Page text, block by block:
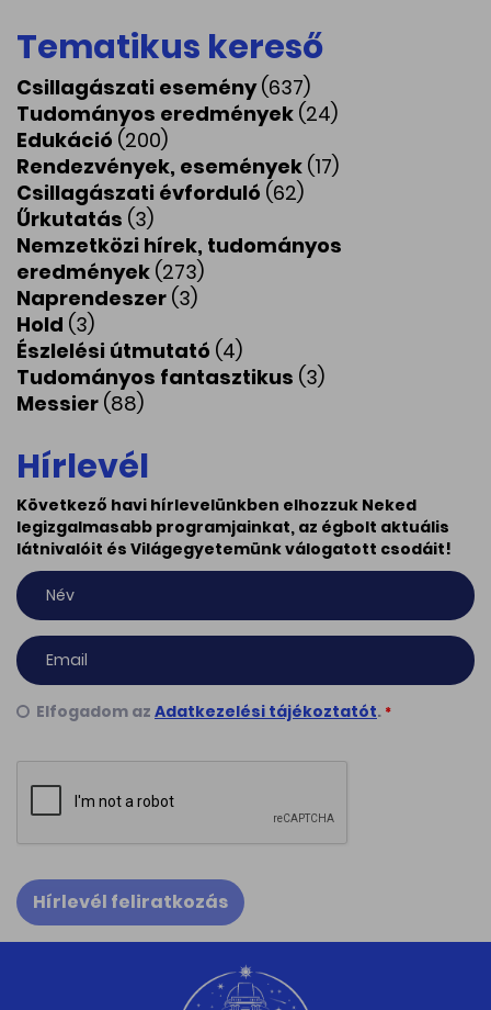
Tematikus kereső
Csillagászati esemény(637)
Tudományos eredmények (24)
Edukáció (200)
Rendezvények, események (17)
Csillagászati évforduló (62)
Űrkutatás (3)
Nemzetközi hírek, tudományos
eredmények (273)
Naprendeszer (3)
Hold (3)
Észlelési útmutató (4)
Tudományos fantasztikus (3)
Messier (88)
Hírlevél
Következő havi hírlevelünkben elhozzuk Neked
legizgalmasabb programjainkat, az égbolt aktuális
látnivalóit és Világegyetemünk válogatott csodáit!
Elfogadom az Adatkezelési tájékoztatót. *
Hírlevél feliratkozás